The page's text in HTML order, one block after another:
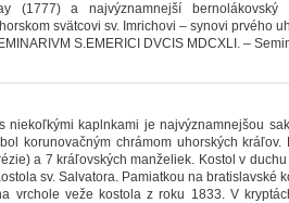
(1777) a najvýznamnejší
svätcovi sv. Imrichovi – synovi prvého
S.EMERICI DVCIS MDCXLI. –
niekoľkými kaplnkami je najvýznamnejšou
korunovačným chrámom uhorských
a 7 kráľovských manželiek. Kostol v
sv. Salvatora. Pamiatkou na bratislavské
vrchole veže kostola z roku 1833. V